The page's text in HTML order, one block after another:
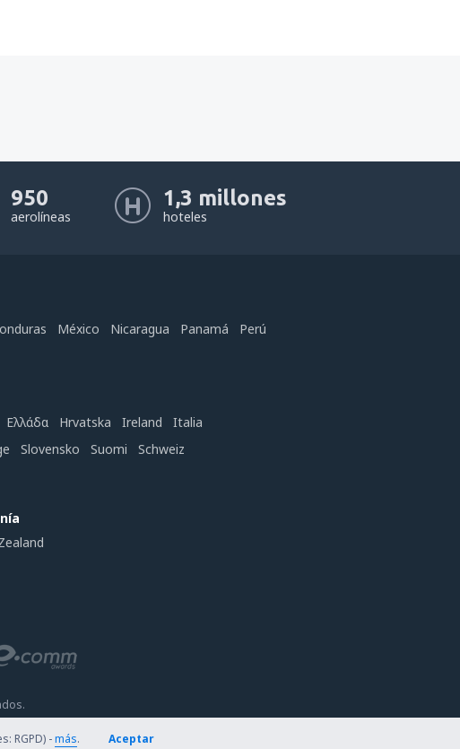
950
aerolíneas
1,3 millones
hoteles
México Nicaragua Panamá
Perú
Ελλάδα Hrvatska Ireland
Italia
Slovensko Suomi
Schweiz
RGPD) -más. Aceptar